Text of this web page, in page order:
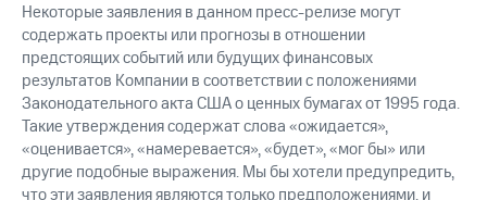
Некоторые заявления в данном пресс-релизе могут
содержать проекты или прогнозы в отношении
предстоящих событий или будущих финансовых
результатов Компании в соответствии с положениями
Законодательного акта США о ценных бумагах от 1995 года.
Такие утверждения содержат слова «ожидается»,
«оценивается», «намеревается», «будет», «мог бы» или
другие подобные выражения. Мы бы хотели предупредить,